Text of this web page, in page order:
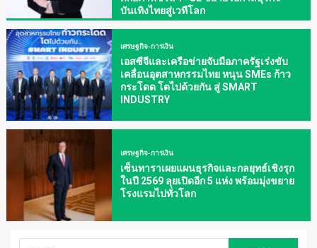
บันเทิงไทยสู่เวทีโลก
เศรษฐกิจ-การเงิน
เอสซีจีและเครือข่ายจับมือภาครัฐเร่งขับ
เคลื่อนอุตสาหกรรมไทย หนุน SMEs ก้าว
กระโดด โตไปด้วยกัน สู่ SMART
INDUSTRY
เศรษฐกิจ-การเงิน
เซ็นทาราเผยแผนธุรกิจและกลยุทธ์เชิงรุก
ในปี 2569 ลุยเปิดอีก 5 แห่ง พร้อมมุ่งขยาย
โรงแรมไปทั่วโลก